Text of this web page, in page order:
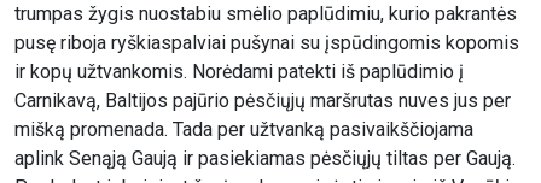
trumpas žygis nuostabiu smėlio paplūdimiu, kurio pakrantės
pusę riboja ryškiaspalviai pušynai su įspūdingomis kopomis
ir kopų užtvankomis. Norėdami patekti iš paplūdimio į
Carnikavą, Baltijos pajūrio pėsčiųjų maršrutas nuves jus per
mišką promenada. Tada per užtvanką pasivaikščiojama
aplink Senąją Gaują ir pasiekiamas pėsčiųjų tiltas per Gaują.